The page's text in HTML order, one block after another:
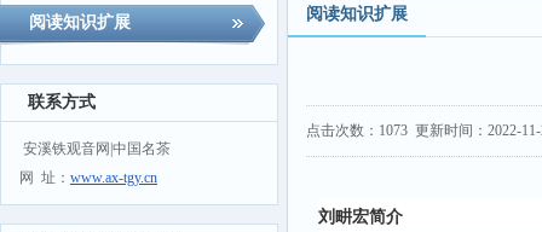
阅读知识扩展
联系方式
安溪铁观音网|中国名茶
网 址： www.ax-tgy.cn
阅读知识扩展
点击次数： 1073 更新时间：2022-
刘畊宏简介